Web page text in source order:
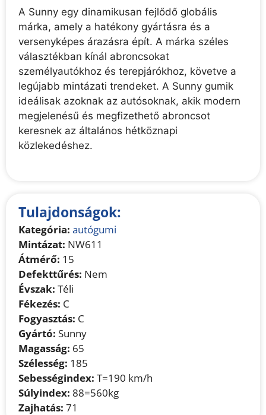
A Sunny egy dinamikusan fejlődő globális
márka, amely a hatékony gyártásra és a
versenyképes árazásra épít. A márka széles
választékban kínál abroncsokat
személyautókhoz és terepjárókhoz, követve a
legújabb mintázati trendeket. A Sunny gumik
ideálisak azoknak az autósoknak, akik modern
megjelenésű és megfizethető abroncsot
keresnek az általános hétköznapi
közlekedéshez.
Tulajdonságok:
Kategória: autógumi
Mintázat: NW611
Átmérő: 15
Defekttűrés: Nem
Évszak: Téli
Fékezés: C
Fogyasztás: C
Gyártó: Sunny
Magasság: 65
Szélesség: 185
Sebességindex: T=190 km/h
Súlyindex: 88=560kg
Zajhatás: 71